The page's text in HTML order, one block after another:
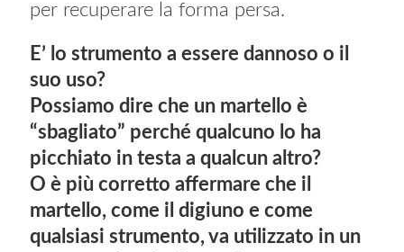
per recuperare la forma persa.
E’ lo strumento a essere dannoso o il
suo uso?
Possiamo dire che un martello è
“sbagliato” perché qualcuno lo ha
picchiato in testa a qualcun altro?
O è più corretto affermare che il
martello, come il digiuno e come
qualsiasi strumento, va utilizzato in un